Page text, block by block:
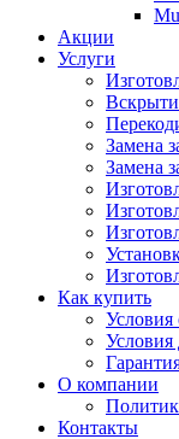
Акции
Услуги
Замена
Замена
Как купить
Условия
Условия
О компании
Контакты